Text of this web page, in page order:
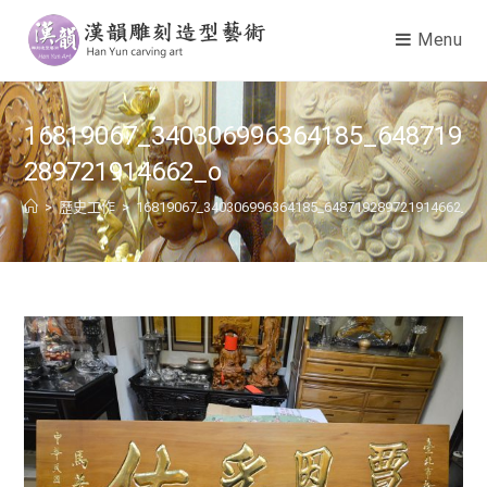
Menu
16819067_340306996364185_648719
289721914662_o
> 歷史工作 > 16819067_340306996364185_648719289721914662_o